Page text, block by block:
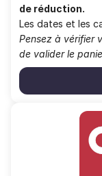
de réduction.
Les dates et les
Pensez à vérifier
de valider le
ABONNEMENT